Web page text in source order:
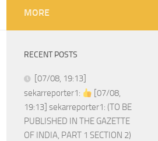
MORE
RECENT POSTS
[07/08, 19:13]
sekarreporter1:
[07/08,
19:13] sekarreporter1: (TO BE
PUBLISHED IN THE GAZETTE
OF INDIA, PART 1 SECTION 2)